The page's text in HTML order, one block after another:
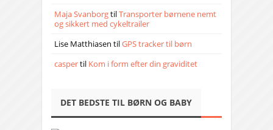
Maja SvanborgtilTransporter børnene nemt
og sikkert med cykeltrailer
Lise Matthiasen tilGPS tracker til børn
caspertil Kom i form efter din graviditet
DET BEDSTE TIL BØRN OG BABY